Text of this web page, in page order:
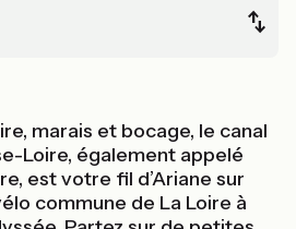
marais et bocage, le canal
Loire, également appelé
est votre fil d’Ariane sur
commune de La Loire à